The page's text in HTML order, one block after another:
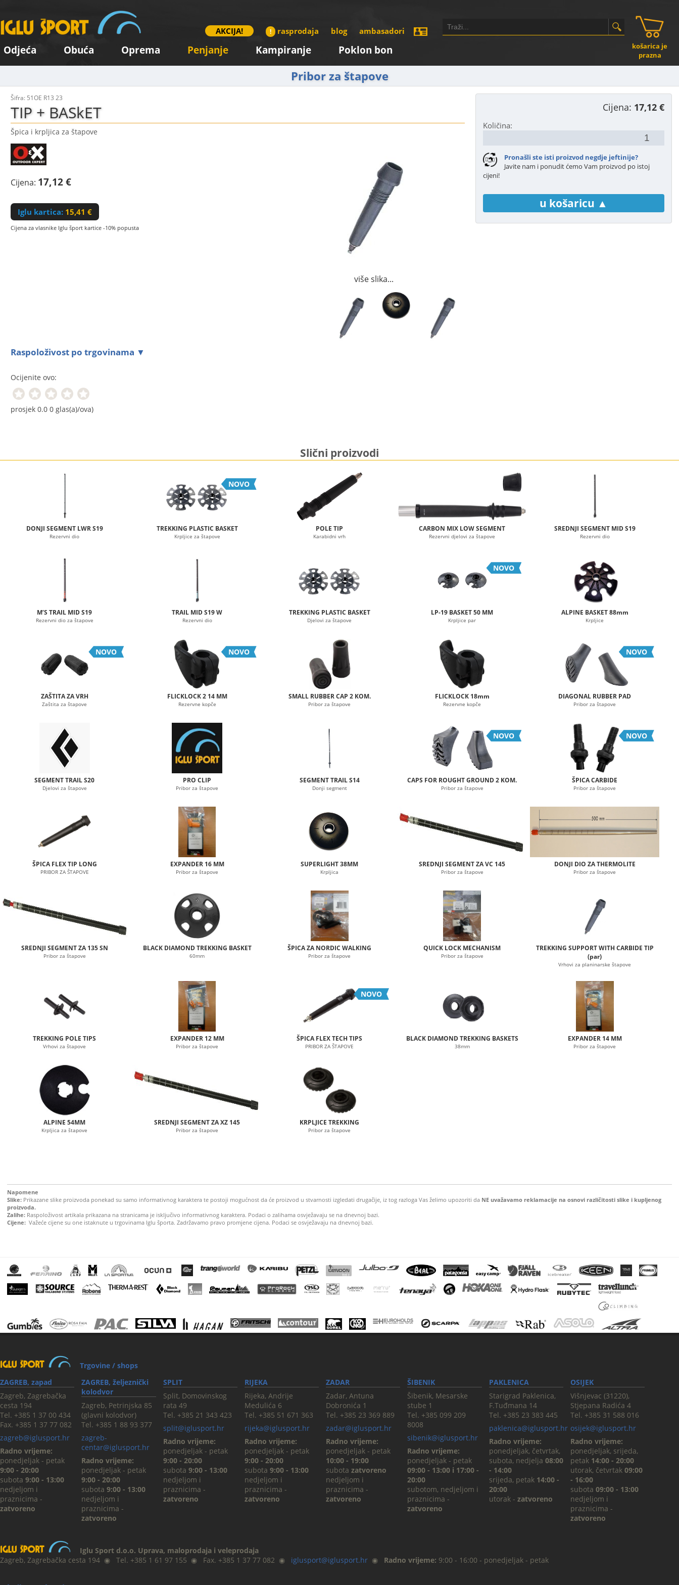
AKCIJA! ! rasprodaja blog ambasadori
Odjeća Obuća Oprema Penjanje Kampiranje Poklon bon
košarica je
prazna
Pribor za štapove
Šifra: 51OE R13 23
TIP + BASkET
Špica i krpljica za štapove
više slika...
Cijena: 17,12 €
Iglu kartica: 15,41 €
Cijena za vlasnike Iglu šport kartice -10% popusta
Raspoloživost po trgovinama ▼
Ocijenite ovo:
prosjek 0.0 0 glas(a)/ova)
Cijena: 17,12 €
Količina:
Pronašli ste isti proizvod negdje jeftinije?
Javite nam i ponudit ćemo Vam proizvod po istoj
cijeni!
u košaricu ▲
Slični proizvodi
DONJI SEGMENT LWR S19
Rezervni dio
NOVO
TREKKING PLASTIC BASKET
Krpljice za štapove
POLE TIP
Karabidni vrh
CARBON MIX LOW SEGMENT
Rezervni djelovi za štapove
SREDNJI SEGMENT MID S19
Rezervni dio
M’S TRAIL MID S19
Rezervni dio za štapove
TRAIL MID S19 W
Rezervni dio
TREKKING PLASTIC BASKET
Djelovi za štapove
NOVO
LP-19 BASKET 50 MM
Krpljice par
ALPINE BASKET 88mm
Krpljice
NOVO
ZAŠTITA ZA VRH
Zaštita za štapove
NOVO
FLICKLOCK 2 14 MM
Rezervne kopče
SMALL RUBBER CAP 2 KOM.
Pribor za štapove
FLICKLOCK 18mm
Rezervne kopče
NOVO
DIAGONAL RUBBER PAD
Pribor za štapove
SEGMENT TRAIL S20
Djelovi za štapove
PRO CLIP
Pribor za štapove
SEGMENT TRAIL S14
Donji segment
NOVO
CAPS FOR ROUGHT GROUND 2 KOM.
Pribor za štapove
NOVO
ŠPICA CARBIDE
Pribor za štapove
ŠPICA FLEX TIP LONG
PRIBOR ZA ŠTAPOVE
EXPANDER 16 MM
Pribor za štapove
SUPERLIGHT 38MM
Krpljica
SREDNJI SEGMENT ZA VC 145
Pribor za štapove
DONJI DIO ZA THERMOLITE
Pribor za štapove
SREDNJI SEGMENT ZA 135 SN
Pribor za štapove
BLACK DIAMOND TREKKING BASKET
60mm
ŠPICA ZA NORDIC WALKING
Pribor za štapove
QUICK LOCK MECHANISM
Pribor za štapove
TREKKING SUPPORT WITH CARBIDE TIP
(par)
Vrhovi za planinarske štapove
TREKKING POLE TIPS
Vrhovi za štapove
EXPANDER 12 MM
Pribor za štapove
NOVO
ŠPICA FLEX TECH TIPS
PRIBOR ZA ŠTAPOVE
BLACK DIAMOND TREKKING BASKETS
38mm
EXPANDER 14 MM
Pribor za štapove
ALPINE 54MM
Krpljica za štapove
SREDNJI SEGMENT ZA XZ 145
Pribor za štapove
KRPLJICE TREKKING
Pribor za štapove
Napomene
Slike: Prikazane slike proizvoda ponekad su samo informativnog karaktera te postoji mogućnost da će proizvod u stvarnosti izgledati drugačije, iz tog razloga Vas želimo upozoriti da NE uvažavamo reklamacije na osnovi različitosti slike i kupljenog
proizvoda.
Zalihe: Raspoloživost artikala prikazana na stranicama je isključivo informativnog karaktera. Podaci o zalihama osvježavaju se na dnevnoj bazi.
Cijene: Važeće cijene su one istaknute u trgovinama Iglu športa. Zadržavamo pravo promjene cijena. Podaci se osvježavaju na dnevnoj bazi.
Trgovine / shops
ZAGREB, zapad
Zagreb, Zagrebačka
cesta 194
Tel. +385 1 37 00 434
Fax. +385 1 37 77 082
zagreb@iglusport.hr
Radno vrijeme:
ponedjeljak - petak
9:00 - 20:00
subota 9:00 - 13:00
nedjeljom i
praznicima -
zatvoreno
ZAGREB, željeznički
kolodvor
Zagreb, Petrinjska 85
(glavni kolodvor)
Tel. +385 1 88 93 377
zagreb-
centar@iglusport.hr
Radno vrijeme:
ponedjeljak - petak
9:00 - 20:00
subota9:00 - 13:00
nedjeljom i
praznicima -
zatvoreno
SPLIT
Split, Domovinskog
rata 49
Tel. +385 21 343 423
split@iglusport.hr
Radno vrijeme:
ponedjeljak - petak
9:00 - 20:00
subota 9:00 - 13:00
nedjeljom i
praznicima -
zatvoreno
RIJEKA
Rijeka, Andrije
Medulića 6
Tel. +385 51 671 363
rijeka@iglusport.hr
Radno vrijeme:
ponedjeljak - petak
9:00 - 20:00
subota 9:00 - 13:00
nedjeljom i
praznicima -
zatvoreno
ZADAR
Zadar, Antuna
Dobronića 1
Tel. +385 23 369 889
zadar@iglusport.hr
Radno vrijeme:
ponedjeljak - petak
10:00 - 19:00
subotazatvoreno
nedjeljom i
praznicima -
zatvoreno
ŠIBENIK
Šibenik, Mesarske
stube 1
Tel. +385 099 209
8008
sibenik@iglusport.hr
Radno vrijeme:
ponedjeljak - petak
09:00 - 13:00 i 17:00 -
20:00
subotom, nedjeljom i
praznicima -
zatvoreno
PAKLENICA
Starigrad Paklenica,
F.Tuđmana 14
Tel. +385 23 383 445
paklenica@iglusport.hr
Radno vrijeme:
ponedjeljak, četvrtak,
subota, nedjelja 08:00
- 14:00
srijeda, petak 14:00 -
20:00
utorak - zatvoreno
OSIJEK
Višnjevac (31220),
Stjepana Radića 4
Tel. +385 31 588 016
osijek@iglusport.hr
Radno vrijeme:
ponedjeljak, srijeda,
petak 14:00 - 20:00
utorak, četvrtak 09:00
- 16:00
subota 09:00 - 13:00
nedjeljom i
praznicima -
zatvoreno
Iglu Sport d.o.o. Uprava, maloprodaja i veleprodaja
Zagreb, Zagrebačka cesta 194 ◉ Tel. +385 1 61 97 155 ◉ Fax. +385 1 37 77 082 ◉ iglusport@iglusport.hr ◉ Radno vrijeme: 9:00 - 16:00 - ponedjeljak - petak